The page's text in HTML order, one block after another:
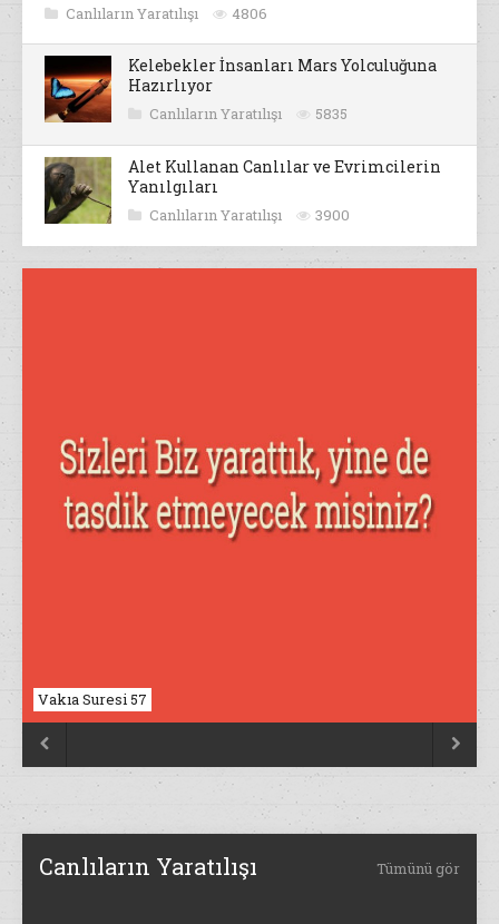
Canlıların Yaratılışı 4806
Kelebekler İnsanları Mars Yolculuğuna
Hazırlıyor
Canlıların Yaratılışı 5835
Alet Kullanan Canlılar ve Evrimcilerin
Yanılgıları
Canlıların Yaratılışı 3900
Vakıa Suresi 57
Nahl Suresi 17
 
Canlıların Yaratılışı Tümünü gör